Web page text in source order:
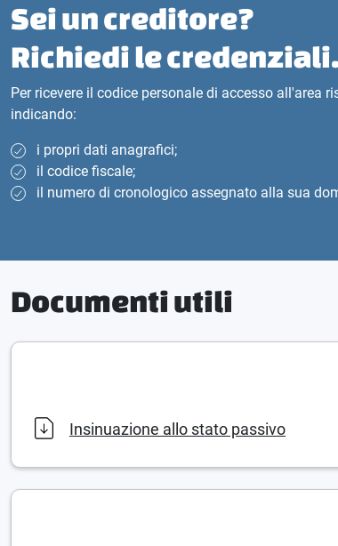
Sei un creditore?
Richiedi le credenziali.
Per ricevere il codice personale di accesso all'area
indicando:
i propri dati anagrafici;
il codice fiscale;
il numero di cronologico assegnato alla sua
Documenti utili
Insinuazione allo stato passivo